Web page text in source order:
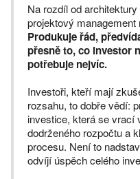
Na rozdíl od
projektový management
Produkuje řád,
přesně to, co investor
potřebuje nejvíc.
Investoři, kteří mají
rozsahu, to dobře vědí:
investice, která se vrací
dodrženého rozpočtu a
procesu. Není to
odvíjí úspěch celého